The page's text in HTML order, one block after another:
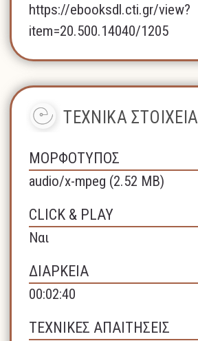
https://ebooksdl.cti.gr/view?
item=20.500.14040/1205
ΤΕΧΝΙΚΑ ΣΤΟΙΧΕΙΑ
ΜΟΡΦΟΤΥΠΟΣ
audio/x-mpeg (2.52 MB)
CLICK & PLAY
Ναι
ΔΙΑΡΚΕΙΑ
00:02:40
ΤΕΧΝΙΚΕΣ ΑΠΑΙΤΗΣΕΙΣ